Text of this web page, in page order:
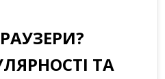
ТА